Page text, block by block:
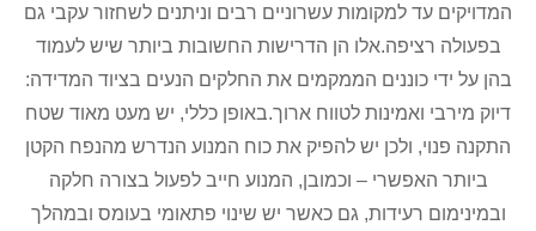
המדויקים עד למקומות עשרוניים רבים וניתנים לשחזור עקבי גם
בפעולה רציפה.אלו הן הדרישות החשובות ביותר שיש לעמוד
בהן על ידי כוננים הממקמים את החלקים הנעים בציוד המדידה:
דיוק מירבי ואמינות לטווח ארוך.באופן כללי, יש מעט מאוד שטח
התקנה פנוי, ולכן יש להפיק את כוח המנוע הנדרש מהנפח הקטן
ביותר האפשרי – וכמובן, המנוע חייב לפעול בצורה חלקה
ובמינימום רעידות, גם כאשר יש שינוי פתאומי בעומס ובמהלך